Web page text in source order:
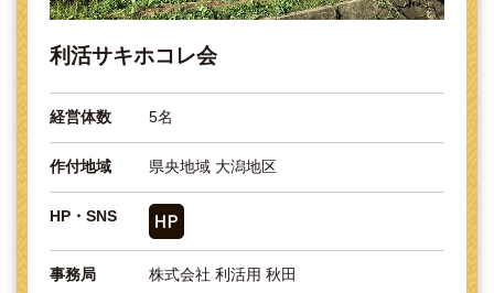
利活サキホコレ会
経営体数 5名
作付地域 県央地域 大潟地区
HP・SNS
事務局 株式会社 利活用 秋田